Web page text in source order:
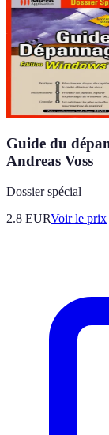
Guide du
Andreas Voss
Dossier spécial
2.8 EURVoir le prix